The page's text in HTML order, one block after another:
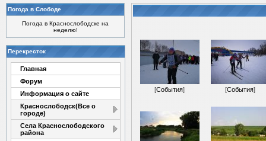
Погода в Слободе
Погода в Краснослободске на
неделю!
Перекресток
Главная
Форум
Информация о сайте
Краснослободск(Все о
городе)
Села Краснослободского
района
[События] [События]